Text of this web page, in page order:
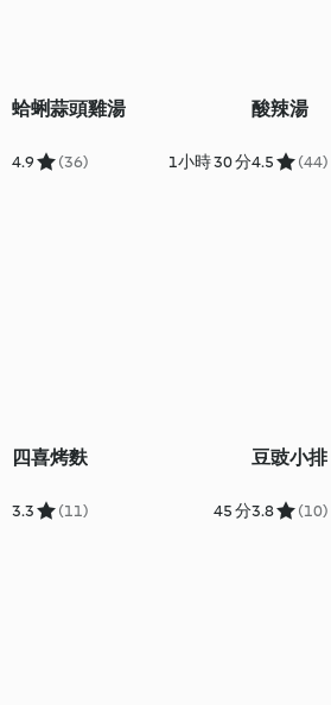
蛤蜊蒜頭雞湯
4.9 (36) 1小時 30 分
酸辣湯
4.5 (44)
四喜烤麩
3.3 (11) 45 分
豆豉小排
3.8 (10)